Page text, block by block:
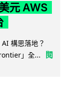
元 AWS
構思落地？
」全...
閱